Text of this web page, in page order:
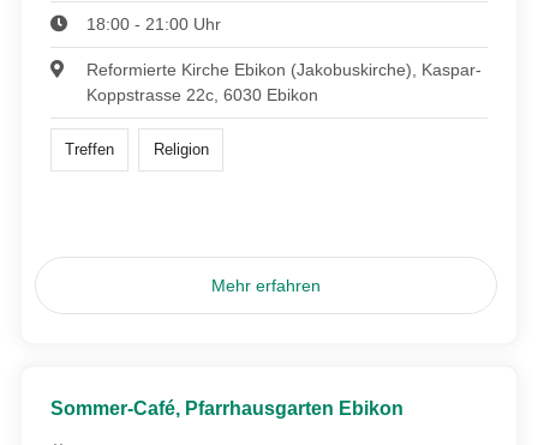
18:00 - 21:00 Uhr
Reformierte Kirche Ebikon (Jakobuskirche), Kaspar-
Koppstrasse 22c, 6030 Ebikon
Treffen Religion
Mehr erfahren
Sommer-Café, Pfarrhausgarten Ebikon